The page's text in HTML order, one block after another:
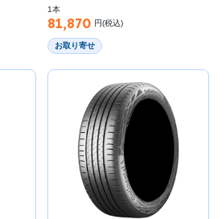
1本
81,870 円(税込)
お取り寄せ